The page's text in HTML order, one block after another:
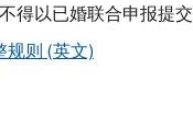
得以已婚联合申报提交
规则 (英文)